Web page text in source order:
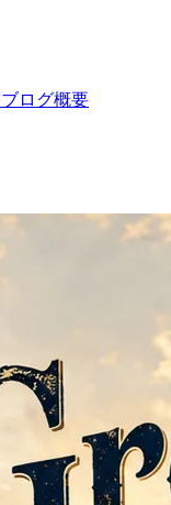
ブログ概要